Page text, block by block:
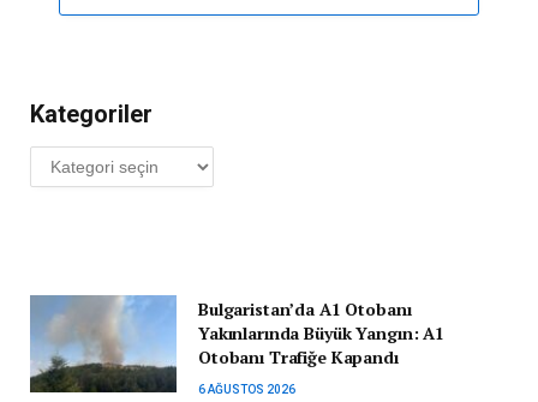
Kategoriler
Kategoriler
Bulgaristan’da A1 Otobanı
Yakınlarında Büyük Yangın: A1
Otobanı Trafiğe Kapandı
6 AĞUSTOS 2026